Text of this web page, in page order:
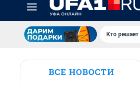
Кто
ВСЕ НОВОСТИ